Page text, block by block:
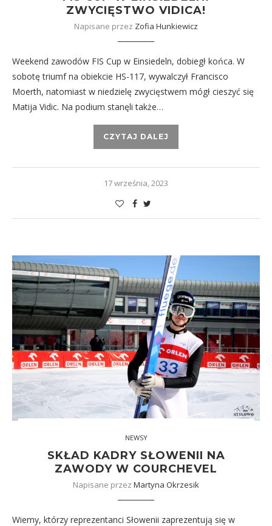
ZWYCIĘSTWO VIDICA!
Napisane przez Zofia Hunkiewicz
Weekend zawodów FIS Cup w Einsiedeln, dobiegł końca. W
sobotę triumf na obiekcie HS-117, wywalczył Francisco
Moerth, natomiast w niedzielę zwycięstwem mógł cieszyć się
Matija Vidic. Na podium stanęli także…
CZYTAJ DALEJ
17 września, 2023
NEWSY
SKŁAD KADRY SŁOWENII NA
ZAWODY W COURCHEVEL
Napisane przez Martyna Okrzesik
Wiemy, którzy reprezentanci Słowenii zaprezentują się w